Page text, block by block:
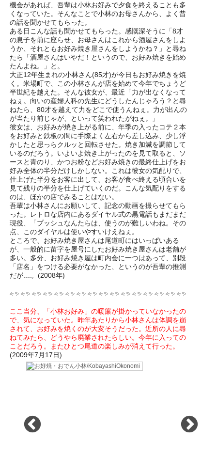
機会があれば、吾輩は小林お好みで夕食を終えることも多
くなっていた。そんなことで小林のお母さんから、よく昔
の話を聞かせてもらった。
ある日こんな話も聞かせてもらった。感慨深そうに「8才
の息子を前に座らせ、お母さんはこれから酒屋さんをしよ
うか、それともお好み焼き屋さんをしようかね？」と尋ね
たら「酒屋さんはいやだ！というので、お好み焼きを始め
たんよね。」と。
大正12年生まれの小林さん(85才)が今日もお好み焼きを焼
く。米場町で、この小林さんが店を始めて今年でちょうど
半世紀を越えた。そんな彼女が、最近「力が出なくなって
ねぇ。向いの産婦人科の先生にどうしたんじゃろう？と尋
ねたら、80才を越えて力をどこで使うんねぇ。力が出んの
が当たり前じゃが、といって笑われたがねぇ。」
彼女は、お好みが焼き上がる前に、年季の入ったコテ２本
をお好みと鉄板の間に手際よく左右から差し込み、少し浮
かしたと思っらクルッと回転させた。焼き加減を調節して
いるのだろう。いよいよ焼き上がったのを見て取ると、ソ
ースと青のり、かつお粉などお好み焼きの最終仕上げをお
好み全体の半分だけしかしない。これは彼女の気配りで、
仕上げた半分をお客に出して、お客が食べ終える頃合いを
見て残りの半分を仕上げていくのだ。こんな気配りをする
のは、ほかの店でみることはない。
吾輩は小林さんにお願いして、記念の動画を撮らせてもら
った。レトロな店内にあるダイヤル式の黒電話もまだまだ
現役、「プッシュなんたらは、使うのが難しいわね。その
点、このダイヤルは使いやすいけえねぇ。
ところで、お好み焼き屋さんは尾道町にはいっぱいある
が、一般的に苗字を屋号にしたお好み焼き屋さんは老舗が
多い。多分、お好み焼き屋は町内会に一つはあって、別段
「店名」をつける必要がなかった、というのが吾輩の推測
だが....。(2008年)
ここ当分、「小林お好み」の暖簾が掛かっていなかったの
で、気になっていた。昨年あたりから小林さんは体調を崩
されて、お好みを焼くのが大変そうだった。近所の人に尋
ねてみたら、どうやら廃業されたらしい。今年に入っての
ことだろう。またひとつ尾道の楽しみが消えて行った。
(2009年7月17日)